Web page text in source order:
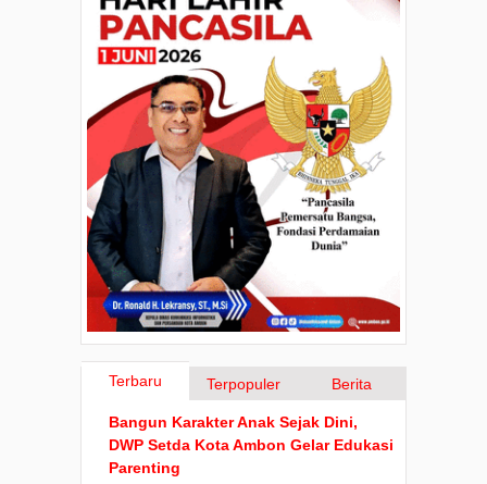
Terbaru Terpopuler Berita
Bangun Karakter Anak Sejak Dini,
DWP Setda Kota Ambon Gelar Edukasi
Parenting